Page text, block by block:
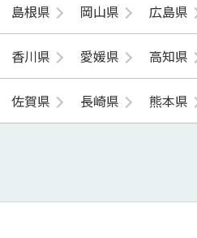
島根県 岡山県 広島県
香川県 愛媛県 高知県
佐賀県 長崎県 熊本県